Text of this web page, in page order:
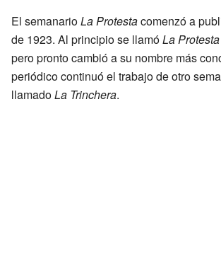
El semanarioLa Protestacomenzó a
de 1923. Al principio se llamóLa
pero pronto cambió a su nombre más
periódico continuó el trabajo de otro
llamadoLa Trinchera.